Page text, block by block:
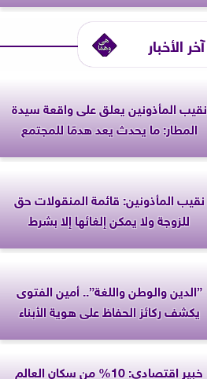
آخر الأخبار
نقيب المأذونين يعلق على واقعة سيدة
المطار: ما يحدث يعد هدمًا للمجتمع
نقيب المأذونين: قائمة المنقولات حق
للزوجة ولا يمكن إلغائها إلا بشرط
”الدين والوطن واللغة”.. أمين الفتوى
يكشف ركائز الحفاظ على هوية الأبناء
خبير اقتصادي: 10% من سكان العالم